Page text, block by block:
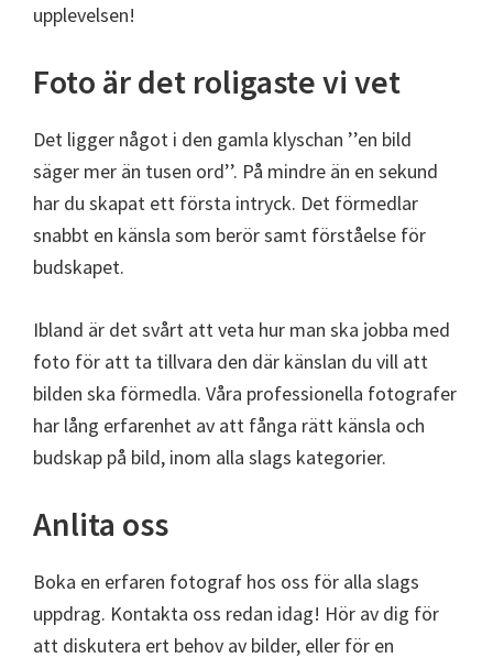
upplevelsen!
Foto är det roligaste vi vet
Det ligger något i den gamla klyschan ’’en bild
säger mer än tusen ord’’. På mindre än en sekund
har du skapat ett första intryck. Det förmedlar
snabbt en känsla som berör samt förståelse för
budskapet.
Ibland är det svårt att veta hur man ska jobba med
foto för att ta tillvara den där känslan du vill att
bilden ska förmedla. Våra professionella fotografer
har lång erfarenhet av att fånga rätt känsla och
budskap på bild, inom alla slags kategorier.
Anlita oss
Boka en erfaren fotograf hos oss för alla slags
uppdrag. Kontakta oss redan idag! Hör av dig för
att diskutera ert behov av bilder, eller för en